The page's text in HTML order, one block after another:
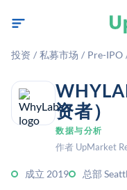
投资 / 私募市场 / Pre-IPO
资者）
数据与分析
作者 UpMarket
成立 2019 总部